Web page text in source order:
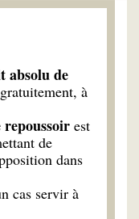
absolu de
à
repoussoir est
de
dans
cas servir à